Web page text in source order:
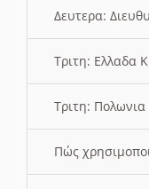
Δευτερα:
Τριτη: Ελλαδα
Τριτη:
Πώς